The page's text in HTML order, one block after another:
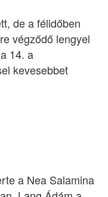
de a félidőben
végződő lengyel
14. a
kevesebbet
a Nea Salamina